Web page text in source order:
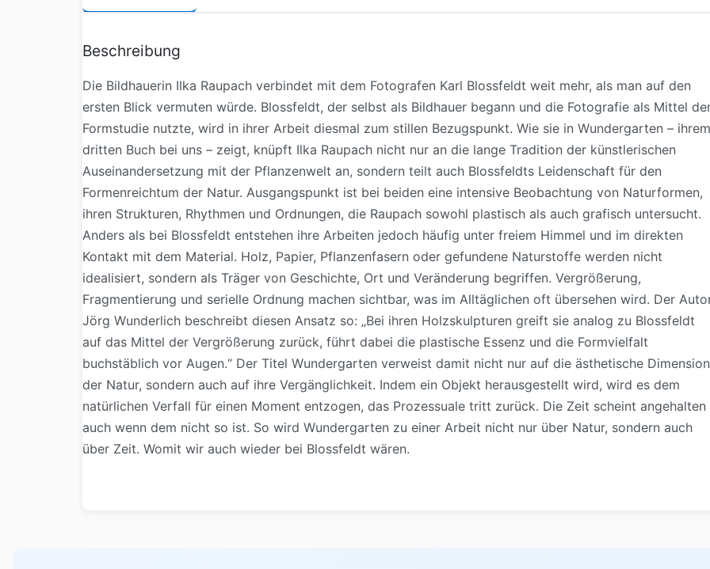
Beschreibung
Die Bildhauerin Ilka Raupach verbindet mit dem Fotografen Karl Blossfeldt weit mehr, als man auf den
ersten Blick vermuten würde. Blossfeldt, der selbst als Bildhauer begann und die Fotografie als Mittel
Formstudie nutzte, wird in ihrer Arbeit diesmal zum stillen Bezugspunkt. Wie sie in Wundergarten – ihrem
dritten Buch bei uns – zeigt, knüpft Ilka Raupach nicht nur an die lange Tradition der künstlerischen
Auseinandersetzung mit der Pflanzenwelt an, sondern teilt auch Blossfeldts Leidenschaft für den
Formenreichtum der Natur. Ausgangspunkt ist bei beiden eine intensive Beobachtung von Naturformen,
ihren Strukturen, Rhythmen und Ordnungen, die Raupach sowohl plastisch als auch grafisch untersucht.
Anders als bei Blossfeldt entstehen ihre Arbeiten jedoch häufig unter freiem Himmel und im direkten
Kontakt mit dem Material. Holz, Papier, Pflanzenfasern oder gefundene Naturstoffe werden nicht
idealisiert, sondern als Träger von Geschichte, Ort und Veränderung begriffen. Vergrößerung,
Fragmentierung und serielle Ordnung machen sichtbar, was im Alltäglichen oft übersehen wird. Der
Jörg Wunderlich beschreibt diesen Ansatz so: „Bei ihren Holzskulpturen greift sie analog zu Blossfeldt
auf das Mittel der Vergrößerung zurück, führt dabei die plastische Essenz und die Formvielfalt
buchstäblich vor Augen.“ Der Titel Wundergarten verweist damit nicht nur auf die ästhetische Dimension
der Natur, sondern auch auf ihre Vergänglichkeit. Indem ein Objekt herausgestellt wird, wird es dem
natürlichen Verfall für einen Moment entzogen, das Prozessuale tritt zurück. Die Zeit scheint angehalten
auch wenn dem nicht so ist. So wird Wundergarten zu einer Arbeit nicht nur über Natur, sondern auch
über Zeit. Womit wir auch wieder bei Blossfeldt wären.